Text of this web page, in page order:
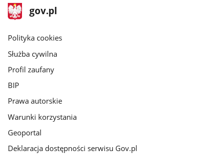
stopka
gov.pl
Strona
gov.pl
gov.pl
Polityka cookies
Służba cywilna
Profil zaufany
BIP
Prawa autorskie
Warunki korzystania
Geoportal
Deklaracja dostępności serwisu Gov.pl